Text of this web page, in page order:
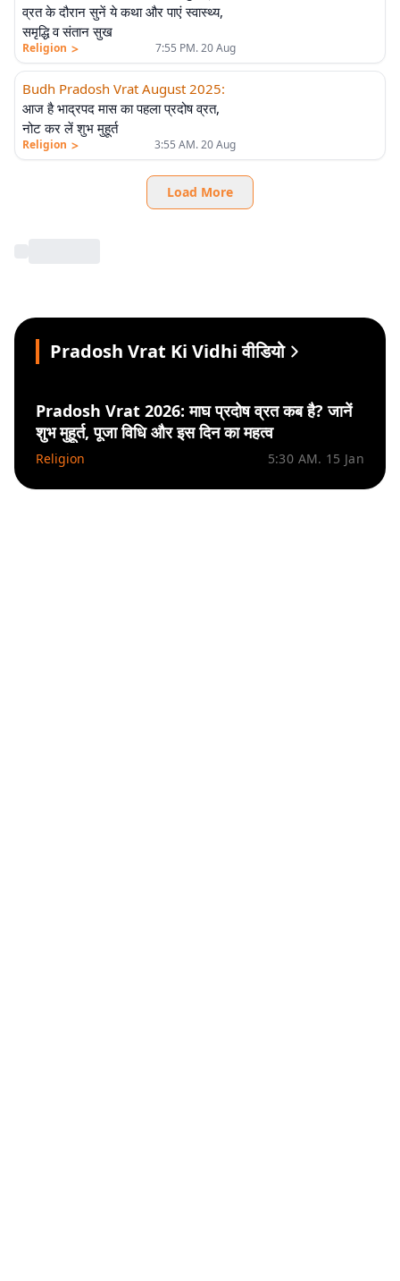
व्रत के दौरान सुनें ये कथा और पाएं स्वास्थ्य,
समृद्धि व संतान सुख
Religion > 7:55 PM. 20 Aug
Budh Pradosh Vrat August 2025:
आज है भाद्रपद मास का पहला प्रदोष व्रत,
नोट कर लें शुभ मुहूर्त
Religion > 3:55 AM. 20 Aug
Load More
Pradosh Vrat Ki Vidhi वीडियो
Pradosh Vrat 2026: माघ प्रदोष व्रत कब है? जानें
शुभ मुहूर्त, पूजा विधि और इस दिन का महत्व
Religion 5:30 AM. 15 Jan